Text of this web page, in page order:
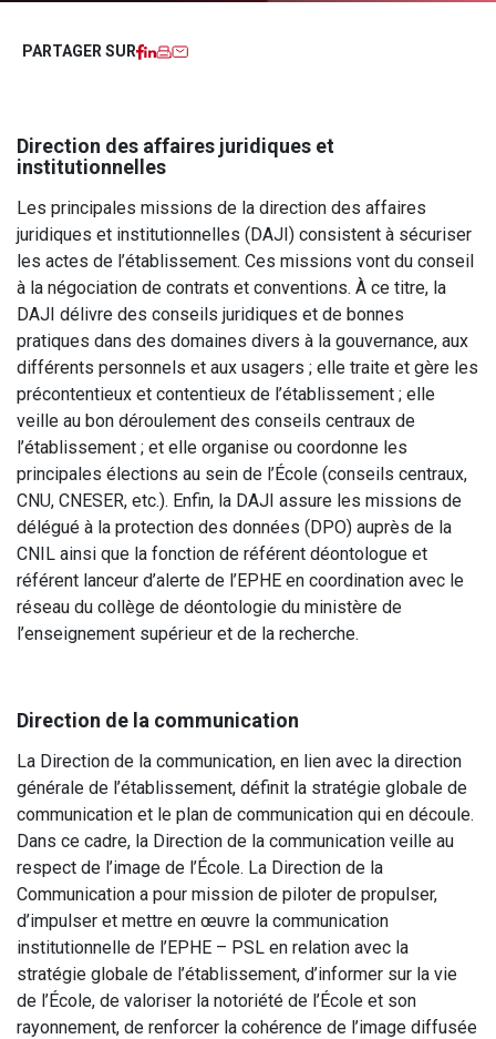
PARTAGER SUR Facebook
LinkedIn
Imprimer
Direction des affaires juridiques et
institutionnelles
Les principales missions de la direction des affaires
juridiques et institutionnelles (DAJI) consistent à sécuriser
les actes de l’établissement. Ces missions vont du conseil
à la négociation de contrats et conventions. À ce titre, la
DAJI délivre des conseils juridiques et de bonnes
pratiques dans des domaines divers à la gouvernance, aux
différents personnels et aux usagers ; elle traite et gère les
précontentieux et contentieux de l’établissement ; elle
veille au bon déroulement des conseils centraux de
l’établissement ; et elle organise ou coordonne les
principales élections au sein de l’École (conseils centraux,
CNU, CNESER, etc.). Enfin, la DAJI assure les missions de
délégué à la protection des données (DPO) auprès de la
CNIL ainsi que la fonction de référent déontologue et
référent lanceur d’alerte de l’EPHE en coordination avec le
réseau du collège de déontologie du ministère de
l’enseignement supérieur et de la recherche.
Direction de la communication
La Direction de la communication, en lien avec la direction
générale de l’établissement, définit la stratégie globale de
communication et le plan de communication qui en découle.
Dans ce cadre, la Direction de la communication veille au
respect de l’image de l’École. La Direction de la
Communication a pour mission de piloter de propulser,
d’impulser et mettre en œuvre la communication
institutionnelle de l’EPHE – PSL en relation avec la
stratégie globale de l’établissement, d’informer sur la vie
de l’École, de valoriser la notoriété de l’École et son
rayonnement, de renforcer la cohérence de l’image diffusée